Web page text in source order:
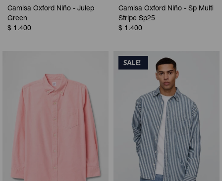
Camisa Oxford Niño - Julep
Green
$ 1.400
Camisa Oxford Niño - Sp Multi
Stripe Sp25
$ 1.400